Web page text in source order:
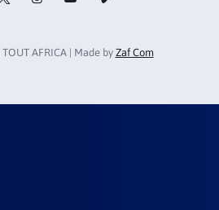
AFRICA | Made by Zaf Com